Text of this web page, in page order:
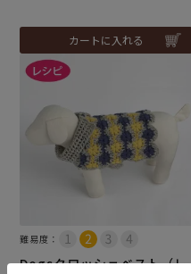
カートに入れる
難易度：
Dogsクロッシェベスト（レ